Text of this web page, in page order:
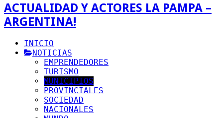
ACTUALIDAD Y ACTORES LA PAMPA –
ARGENTINA!
INICIO
NOTICIAS
EMPRENDEDORES
TURISMO
MUNICIPIOS
PROVINCIALES
SOCIEDAD
NACIONALES